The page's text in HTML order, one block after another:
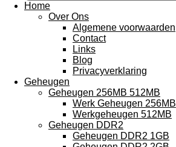
Home
Over Ons
Algemene voorwaarden
Contact
Links
Blog
Privacyverklaring
Geheugen
Geheugen 256MB 512MB
Werk Geheugen 256MB
Werkgeheugen 512MB
Geheugen DDR2
Geheugen DDR2 1GB